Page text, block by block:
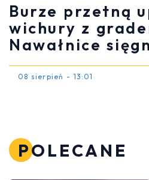
Burze przetną
wichury z
Nawałnice
08 sierpień - 13:01
POLECANE